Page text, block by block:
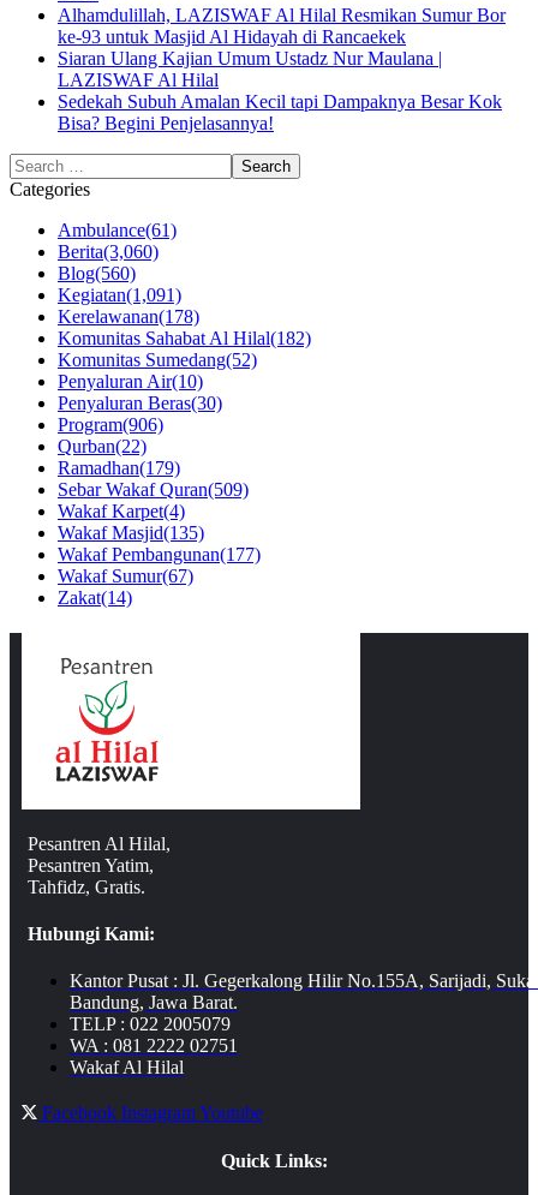
Alhamdulillah, LAZISWAF Al Hilal Resmikan Sumur Bor
ke-93 untuk Masjid Al Hidayah di Rancaekek
Siaran Ulang Kajian Umum Ustadz Nur Maulana |
LAZISWAF Al Hilal
Sedekah Subuh Amalan Kecil tapi Dampaknya Besar Kok
Bisa? Begini Penjelasannya!
Categories
Ambulance(61)
Berita(3,060)
Blog(560)
Kegiatan(1,091)
Kerelawanan(178)
Komunitas Sahabat Al Hilal(182)
Komunitas Sumedang(52)
Penyaluran Air(10)
Penyaluran Beras(30)
Program(906)
Qurban(22)
Ramadhan(179)
Sebar Wakaf Quran(509)
Wakaf Karpet(4)
Wakaf Masjid(135)
Wakaf Pembangunan(177)
Wakaf Sumur(67)
Zakat(14)
Pesantren Al Hilal,
Pesantren Yatim,
Tahfidz, Gratis.
Hubungi Kami:
Kantor Pusat : Jl. Gegerkalong Hilir No.155A, Sarijadi,
Bandung, Jawa Barat.
TELP : 022 2005079
WA : 081 2222 02751
Wakaf Al Hilal
Facebook InstagramYoutube
Quick Links: